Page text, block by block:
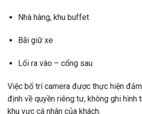
Nhà hàng, khu buffet
Bãi giữ xe
Lối ra vào – cổng sau
Việc bố trí camera được thực hiện
định về quyền riêng tư, không ghi hình
khu vực cá nhân của khách.